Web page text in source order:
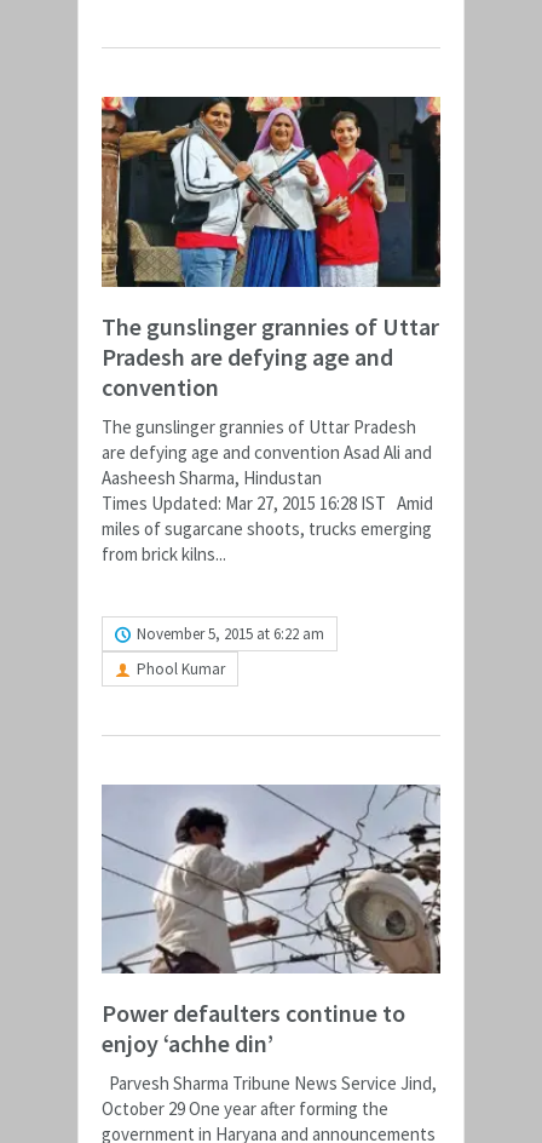
The gunslinger grannies of Uttar
Pradesh are defying age and
convention
The gunslinger grannies of Uttar Pradesh
are defying age and convention Asad Ali and
Aasheesh Sharma, Hindustan
Times Updated: Mar 27, 2015 16:28 IST Amid
miles of sugarcane shoots, trucks emerging
from brick kilns...
November 5, 2015 at 6:22 am
Phool Kumar
Power defaulters continue to
enjoy ‘achhe din’
Parvesh Sharma Tribune News Service Jind,
October 29 One year after forming the
government in Haryana and announcements